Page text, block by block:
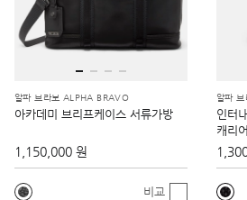
알파 브라보 ALPHA BRAVO
아카데미 브리프케이스 서류가방
1,150,000 원
비교
알파
인터
캐리어